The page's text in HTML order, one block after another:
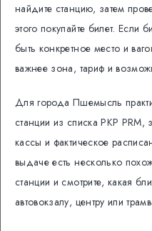
найдите станцию, затем
этого покупайте билет. Если
быть конкретное место и
важнее зона, тариф и
Для города Пшемысль
станции из списка PKP
кассы и фактическое
выдаче есть несколько
станции и смотрите, какая
автовокзалу, центру или